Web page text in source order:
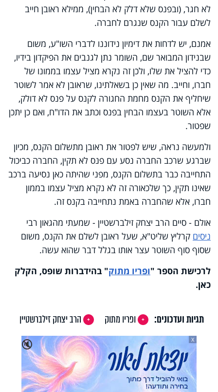
לא חגר, (ובפנס שלא דלק לא הבחין), ממילא ראובן חייב
לשלם עבור הקנס שנגרם לחברה.
אמנם, יש לדחות את דימיון נידוננו לדברי השו"ע, משום
שבנידון המבואר שם, השומר נתן לגנבים את הפיקדון בידיו,
כדי להציל את שלו, ולכן זה נקרא מציל עצמו בממונו של
חברו, וחייב. מה שאין כן בשאלתינו, שראובן לא אמר לשוטר
שיחליף את הקנס מחמת החגורה לקנס על פנס לא דולק,
אלא השוטר בעצמו הבחין בפנס וכתב את הדו"ח, ואם כן יתכן
שפטור.
ולמעשה נראה, שיש לפטור את ראובן מתשלום הקנס, מכיון
שברגע שרכב החברה נסע עם פנס לא תקין, החברה כביכול
התחייבה כבר בתשלום הקנס, מפני שהיתה כאן נסיעה ברכב
שאינו תקין, כך שלכאורה זה לא נקרא מציל עצמו בממון
חברו, אלא שהחברה באמת נתחייבה בקנס זה.
אולם - סיים הרב יצחק זילברשטיין - שמעתי מהגאון רבי
ניסים קרליץ שליט"א, שעל ראובן לשלם את הקנס, משום
שסוף סוף השוטר עצר אותו בגלל דבר שהוא עשה.
לרכישת הספר
"ופריו מתוק"
בהידברות שופס, הקלק
כאן.
תגיות ועדכונים: ופריו מתוק
הרב יצחק זילברשטיין
🔇
X